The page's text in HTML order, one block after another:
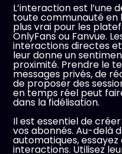
L’interaction est l’une
toute communauté en
plus vrai pour les
OnlyFans ou Fanvue.
interactions directes
leur donne un
proximité. Prendre le
messages privés, de
de proposer des
en temps réel peut
dans la fidélisation.
Il est essentiel de
vos abonnés. Au-delà
automatiques,
interactions. Utilisez